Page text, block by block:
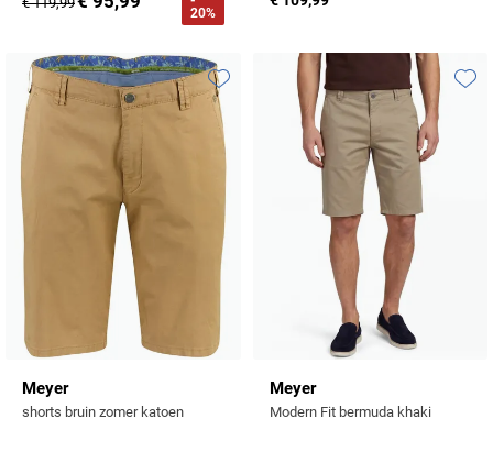
20%
Meyer
shorts bruin zomer katoen
Toevoegen aan favorieten
Meyer
Modern Fit bermuda khaki